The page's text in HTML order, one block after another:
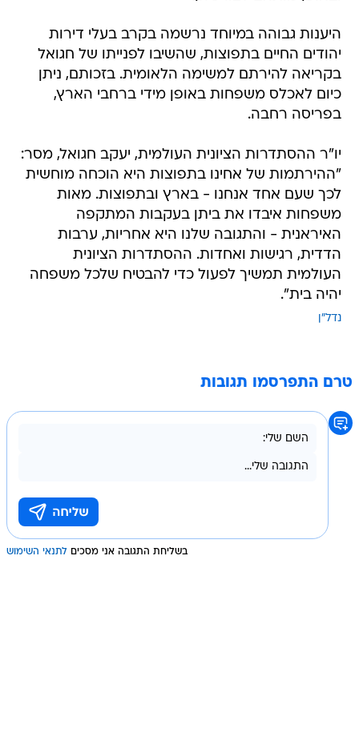
היענות גבוהה במיוחד נרשמה בקרב בעלי דירות
יהודים החיים בתפוצות, שהשיבו לפנייתו של חגואל
בקריאה להירתם למשימה הלאומית. בזכותם, ניתן
כיום לאכלס משפחות באופן מידי ברחבי הארץ,
בפריסה רחבה.
יו"ר ההסתדרות הציונית העולמית, יעקב חגואל, מסר:
"ההירתמות של אחינו בתפוצות היא הוכחה מוחשית
לכך שעם אחד אנחנו - בארץ ובתפוצות. מאות
משפחות איבדו את ביתן בעקבות המתקפה
האיראנית - והתגובה שלנו היא אחריות, ערבות
הדדית, רגישות ואחדות. ההסתדרות הציונית
העולמית תמשיך לפעול כדי להבטיח שלכל משפחה
יהיה בית".
נדל"ן
טרם התפרסמו תגובות
בשליחת התגובה אני מסכים לתנאי השימוש